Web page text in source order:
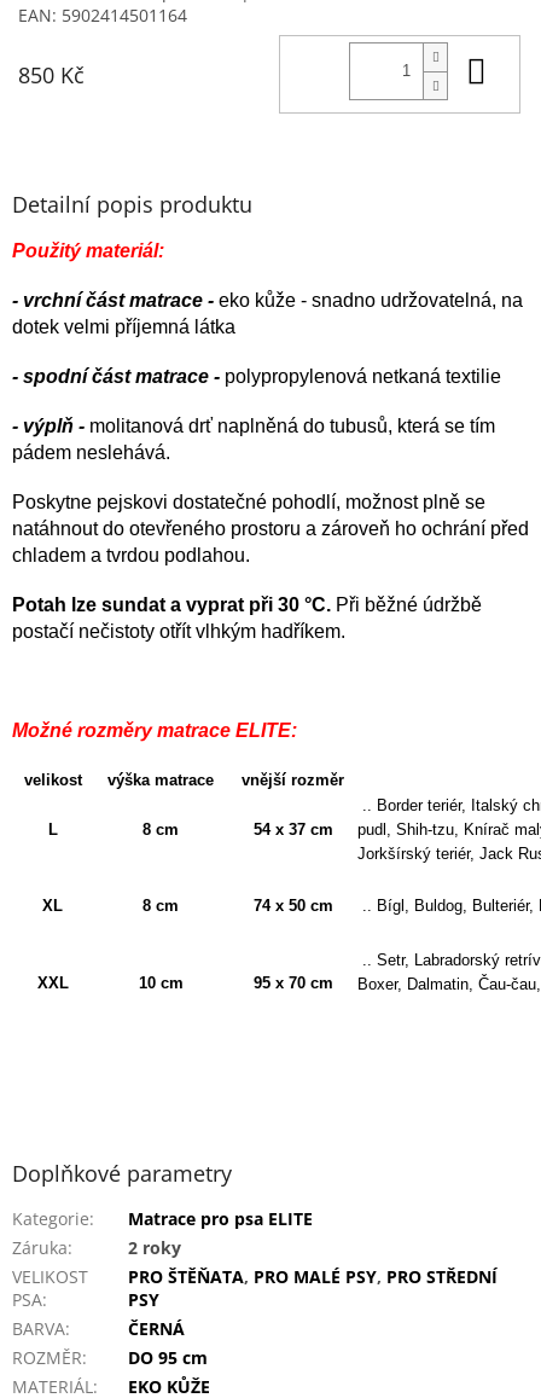
EAN: 5902414501164
850 Kč
Detailní popis produktu
Použitý materiál:
- vrchní část matrace - eko kůže - snadno udržovatelná, na
dotek velmi příjemná látka
- spodní část matrace - polypropylenová netkaná textilie
- výplň - molitanová drť naplněná do tubusů, která se tím
pádem neslehává.
Poskytne pejskovi dostatečné pohodlí, možnost plně se
natáhnout do otevřeného prostoru a zároveň ho ochrání před
chladem a tvrdou podlahou.
Potah lze sundat a vyprat při 30 °C. Při běžné údržbě
postačí nečistoty otřít vlhkým hadříkem.
Možné rozměry matrace ELITE:
velikost výška matrace vnější rozměr
L 8 cm 54 x 37 cm
.. Border teriér, Italský
pudl, Shih-tzu, Knírač
Jorkšírský teriér, Jack
XL 8 cm 74 x 50 cm .. Bígl, Buldog,
XXL 10 cm 95 x 70 cm
.. Setr, Labradorský
Boxer, Dalmatin, Čau-
Doplňkové parametry
Kategorie:
Matrace pro psa ELITE
Záruka:
2 roky
VELIKOST
PSA:
PRO ŠTĚŇATA, PRO MALÉ PSY, PRO STŘEDNÍ
PSY
BARVA:
ČERNÁ
ROZMĚR:
DO 95 cm
MATERIÁL: EKO KŮŽE